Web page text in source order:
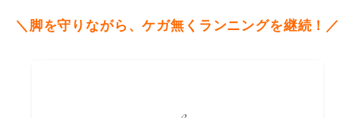
＼脚を守りながら、ケガ無くランニングを継続！／